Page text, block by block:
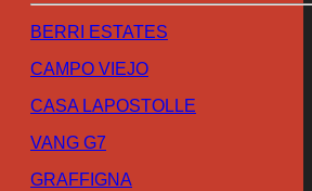
BERRI ESTATES
CAMPO VIEJO
CASA LAPOSTOLLE
VANG G7
GRAFFIGNA